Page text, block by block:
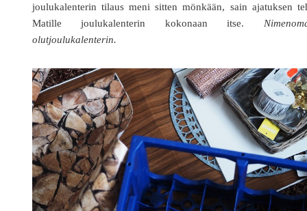
joulukalenterin tilaus meni sitten mönkään, sain ajatuksen
Matille joulukalenterin kokonaan itse.
olutjoulukalenterin.